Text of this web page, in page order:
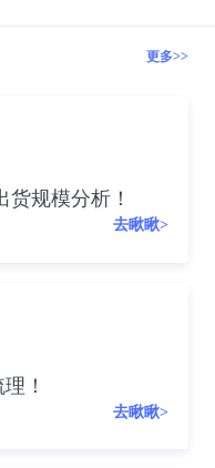
更多>>
规模分析！
去瞅瞅>
！
去瞅瞅>